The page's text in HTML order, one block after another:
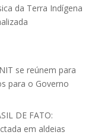
da Terra Indígena
se reúnem para
para o Governo
DE FATO:
em aldeias